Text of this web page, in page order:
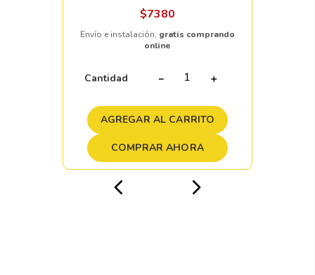
$7380
Envío e instalación, gratis comprando
online
Cantidad ＋
－
AGREGAR AL CARRITO
COMPRAR AHORA